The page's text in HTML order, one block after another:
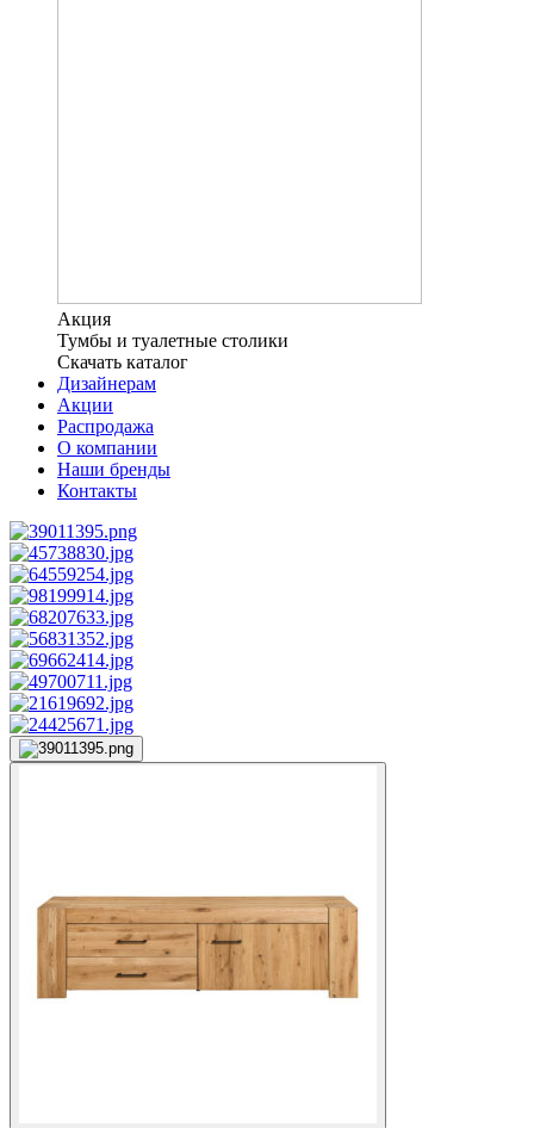
Акция
Тумбы и туалетные столики
Скачать каталог
Дизайнерам
Акции
Распродажа
О компании
Наши бренды
Контакты